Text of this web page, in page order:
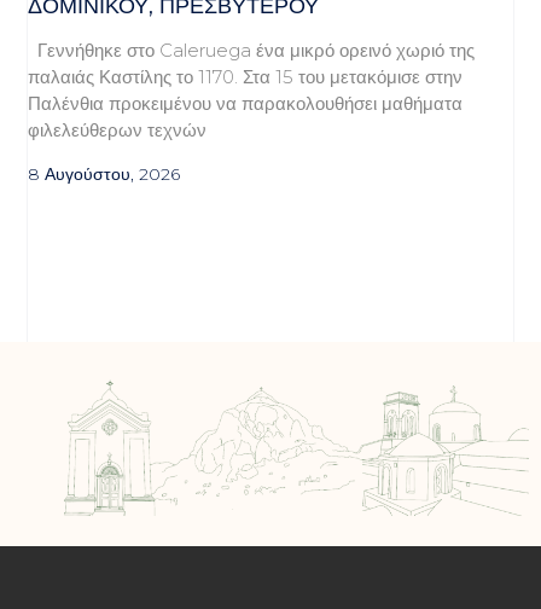
ΔΟΜΙΝΙΚΟΥ, ΠΡΕΣΒΥΤΕΡΟΥ
Γεννήθηκε στο Caleruega ένα μικρό ορεινό χωριό της
παλαιάς Καστίλης το 1170. Στα 15 του μετακόμισε στην
Παλένθια προκειμένου να παρακολουθήσει μαθήματα
φιλελεύθερων τεχνών
8 Αυγούστου, 2026